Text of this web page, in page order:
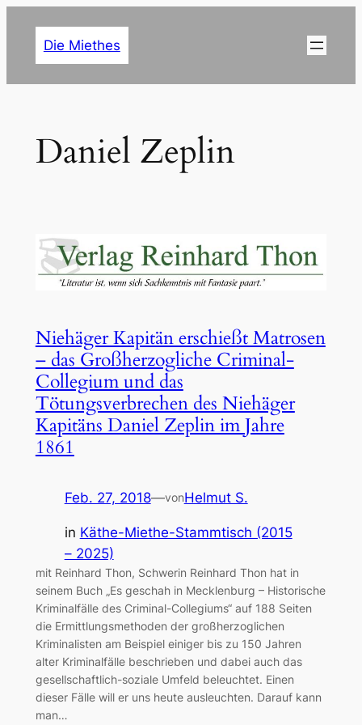
Die Miethes
Daniel Zeplin
Niehäger Kapitän erschießt Matrosen
– das Großherzogliche Criminal-
Collegium und das
Tötungsverbrechen des Niehäger
Kapitäns Daniel Zeplin im Jahre
1861
Feb. 27, 2018—vonHelmut S.
in Käthe-Miethe-Stammtisch (2015
– 2025)
mit Reinhard Thon, Schwerin Reinhard Thon hat in
seinem Buch „Es geschah in Mecklenburg – Historische
Kriminalfälle des Criminal-Collegiums“ auf 188 Seiten
die Ermittlungsmethoden der großherzoglichen
Kriminalisten am Beispiel einiger bis zu 150 Jahren
alter Kriminalfälle beschrieben und dabei auch das
gesellschaftlich-soziale Umfeld beleuchtet. Einen
dieser Fälle will er uns heute ausleuchten. Darauf kann
man…